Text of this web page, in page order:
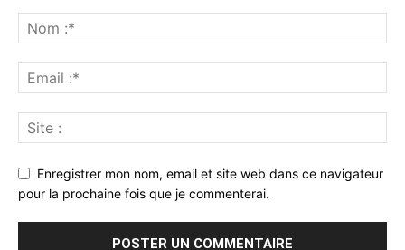
Enregistrer mon nom, email et site web dans ce navigateur
pour la prochaine fois que je commenterai.